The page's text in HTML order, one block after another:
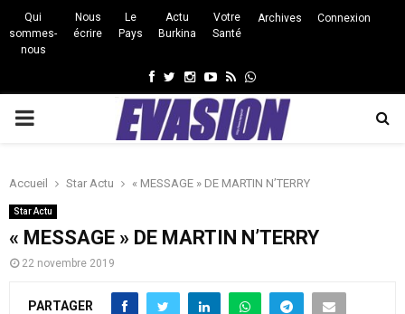
Qui
sommes-
nous
Nous
écrire
Le
Pays
Actu
Burkina
Votre
Santé
Archives Connexion
Facebook
Twitter
Instagram
Youtube
RssWhatsapp
PRIMARY
Accueil Star Actu « MESSAGE » DE MARTIN N’TERRY
Star Actu
« MESSAGE » DE MARTIN N’TERRY
22 novembre 2019
PARTAGER